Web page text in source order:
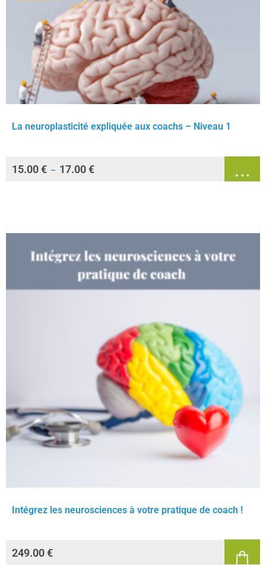
La neuroplasticité expliquée aux coachs – Niveau 1
15.00€ – 17.00€
Intégrez les neurosciences à votre pratique de coach !
249.00€